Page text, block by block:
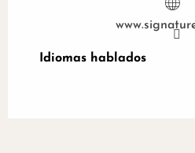
Idiomas hablados
Idiomas hablados